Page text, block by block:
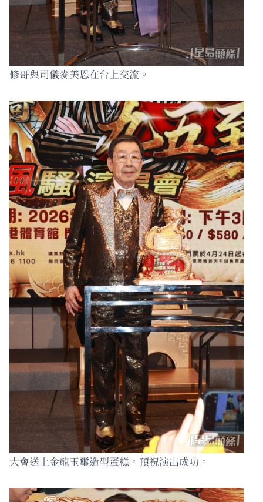
修哥與司儀麥美恩在台上交流。
大會送上金龍玉璽造型蛋糕，預祝演出成功。